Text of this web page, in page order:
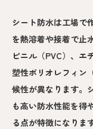
シート防水は工場で
を熱溶着や接着で止
ビニル（PVC）、エ
塑性ポリオレフィン
候性が異なります。
も高い防水性能を得
る点が特徴になります